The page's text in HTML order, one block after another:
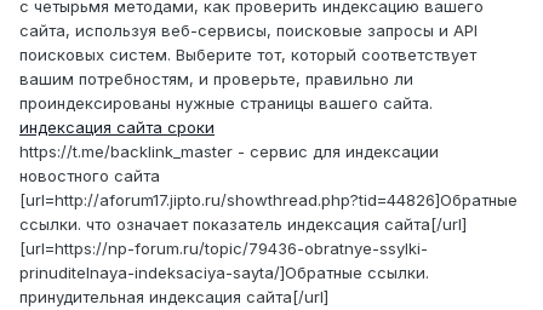
с четырьмя методами, как проверить индексацию вашего
сайта, используя веб-сервисы, поисковые запросы и API
поисковых систем. Выберите тот, который соответствует
вашим потребностям, и проверьте, правильно ли
проиндексированы нужные страницы вашего сайта.
индексация сайта сроки
https://t.me/backlink_master - сервис для индексации
новостного сайта
[url=http://aforum17.jipto.ru/showthread.php?tid=44826]Обратные
ссылки. что означает показатель индексация сайта[/url]
[url=https://np-forum.ru/topic/79436-obratnye-ssylki-
prinuditelnaya-indeksaciya-sayta/]Обратные ссылки.
принудительная индексация сайта[/url]